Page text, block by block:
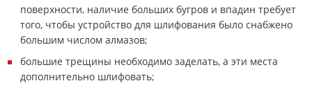
поверхности, наличие больших бугров и впадин требует
того, чтобы устройство для шлифования было снабжено
большим числом алмазов;
большие трещины необходимо заделать, а эти места
дополнительно шлифовать;